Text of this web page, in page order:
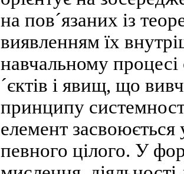
на пов´язаних із
виявленням їх
навчальному
´єктів і явищ, що
принципу
елемент засвоюється
певного цілого. У